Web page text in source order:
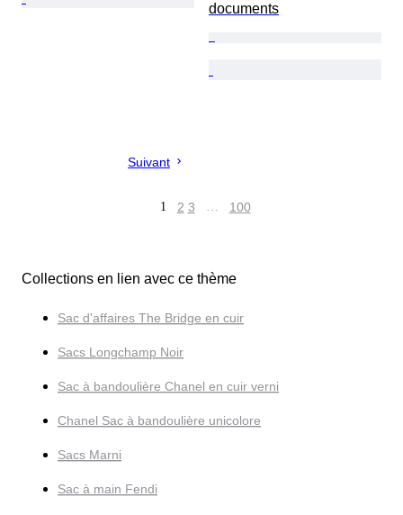
documents
Suivant
1 2 3 … 100
Collections en lien avec ce thème
Sac d'affaires The Bridge en cuir
Sacs Longchamp Noir
Sac à bandoulière Chanel en cuir verni
Chanel Sac à bandoulière unicolore
Sacs Marni
Sac à main Fendi